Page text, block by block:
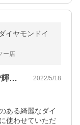
イヤモンドイ
ー店
トップ画像の写真で見るより透明で輝きの… 2022/5/18
ある綺麗なダイ
使わせていただ